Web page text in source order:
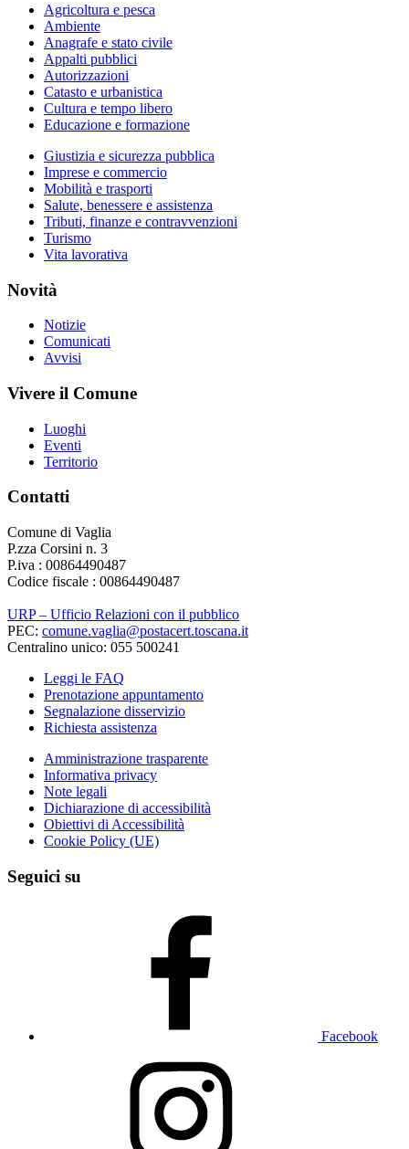
Agricoltura e pesca
Ambiente
Anagrafe e stato civile
Appalti pubblici
Autorizzazioni
Catasto e urbanistica
Cultura e tempo libero
Educazione e formazione
Giustizia e sicurezza pubblica
Imprese e commercio
Mobilità e trasporti
Salute, benessere e assistenza
Tributi, finanze e contravvenzioni
Turismo
Vita lavorativa
Novità
Notizie
Comunicati
Avvisi
Vivere il Comune
Luoghi
Eventi
Territorio
Contatti
Comune di Vaglia
P.zza Corsini n. 3
P.iva : 00864490487
Codice fiscale : 00864490487
URP – Ufficio Relazioni con il pubblico
PEC: comune.vaglia@postacert.toscana.it
Centralino unico: 055 500241
Leggi le FAQ
Prenotazione appuntamento
Segnalazione disservizio
Richiesta assistenza
Amministrazione trasparente
Informativa privacy
Note legali
Dichiarazione di accessibilità
Obiettivi di Accessibilità
Cookie Policy (UE)
Seguici su
Facebook